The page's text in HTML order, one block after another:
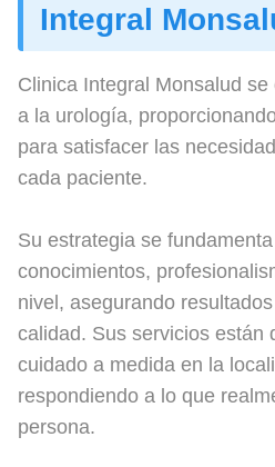
Integral
Clinica Integral Monsalud
a la urología,
para satisfacer las
cada paciente.
Su estrategia se
conocimientos,
nivel, asegurando
calidad. Sus servicios están
cuidado a medida en la
respondiendo a lo que
persona.